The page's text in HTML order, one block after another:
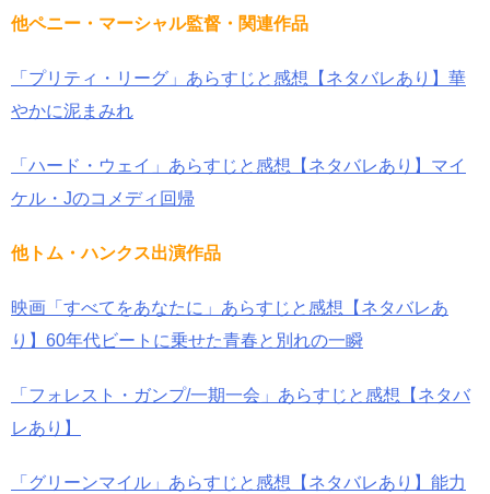
他ペニー・マーシャル監督・関連作品
「プリティ・リーグ」あらすじと感想【ネタバレあり】華
やかに泥まみれ
「ハード・ウェイ」あらすじと感想【ネタバレあり】マイ
ケル・Jのコメディ回帰
他トム・ハンクス出演作品
映画「すべてをあなたに」あらすじと感想【ネタバレあ
り】60年代ビートに乗せた青春と別れの一瞬
「フォレスト・ガンプ/一期一会」あらすじと感想【ネタバ
レあり】
「グリーンマイル」あらすじと感想【ネタバレあり】能力